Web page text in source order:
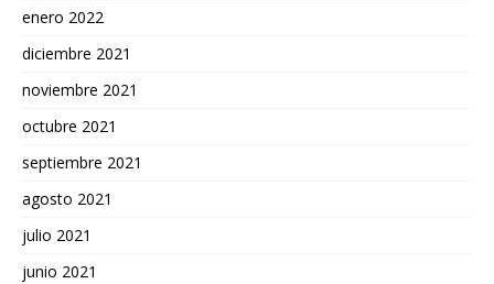
enero 2022
diciembre 2021
noviembre 2021
octubre 2021
septiembre 2021
agosto 2021
julio 2021
junio 2021